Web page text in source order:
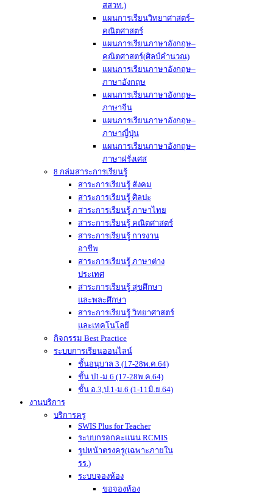
สสวท.)
แผนการเรียนวิทยาศาสตร์–
คณิตศาสตร์
แผนการเรียนภาษาอังกฤษ–
คณิตศาสตร์(ศิลป์คำนวณ)
แผนการเรียนภาษาอังกฤษ–
ภาษาอังกฤษ
แผนการเรียนภาษาอังกฤษ–
ภาษาจีน
แผนการเรียนภาษาอังกฤษ–
ภาษาญี่ปุ่น
แผนการเรียนภาษาอังกฤษ–
ภาษาฝรั่งเศส
8 กล่มสาระการเรียนรู้
สาระการเรียนรู้ สังคม
สาระการเรียนรู้ ศิลปะ
สาระการเรียนรู้ ภาษาไทย
สาระการเรียนรู้ คณิตศาสตร์
สาระการเรียนรู้ การงาน
อาชีพ
สาระการเรียนรู้ ภาษาต่าง
ประเทศ
สาระการเรียนรู้ สุขศึกษา
และพละศึกษา
สาระการเรียนรู้ วิทยาศาสตร์
และเทคโนโลยี
กิจกรรม Best Practice
ระบบการเรียนออนไลน์
ชั้นอนุบาล 3 (17-28พ.ค.64)
ชั้น ป1-ม.6 (17-28พ.ค.64)
ชั้น อ.3,ป.1-ม.6 (1-11มิ.ย.64)
งานบริการ
บริการครู
SWIS Plus for Teacher
ระบบกรอกคะแนน RCMIS
รูปหน้าตรงครู(เฉพาะภายใน
รร.)
ระบบจองห้อง
ขอจองห้อง